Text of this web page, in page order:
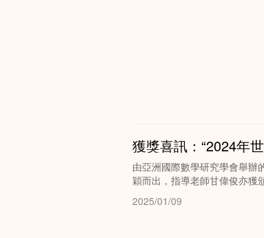
獲獎喜訊：“2024年
由亞洲國際數學研究學會舉辦
穎而出，指導老師甘偉俊亦獲
2025/01/09